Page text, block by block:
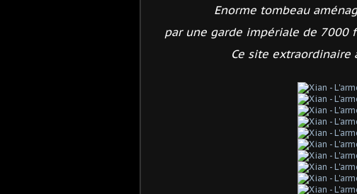
Enorme tombeau
par une garde impériale de 7000
Ce site